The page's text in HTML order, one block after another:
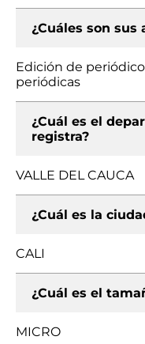
¿Cuáles son sus
Edición de
periódicas
¿Cuál es el
registra?
VALLE DEL CAUCA
¿Cuál es la
CALI
¿Cuál es el
MICRO